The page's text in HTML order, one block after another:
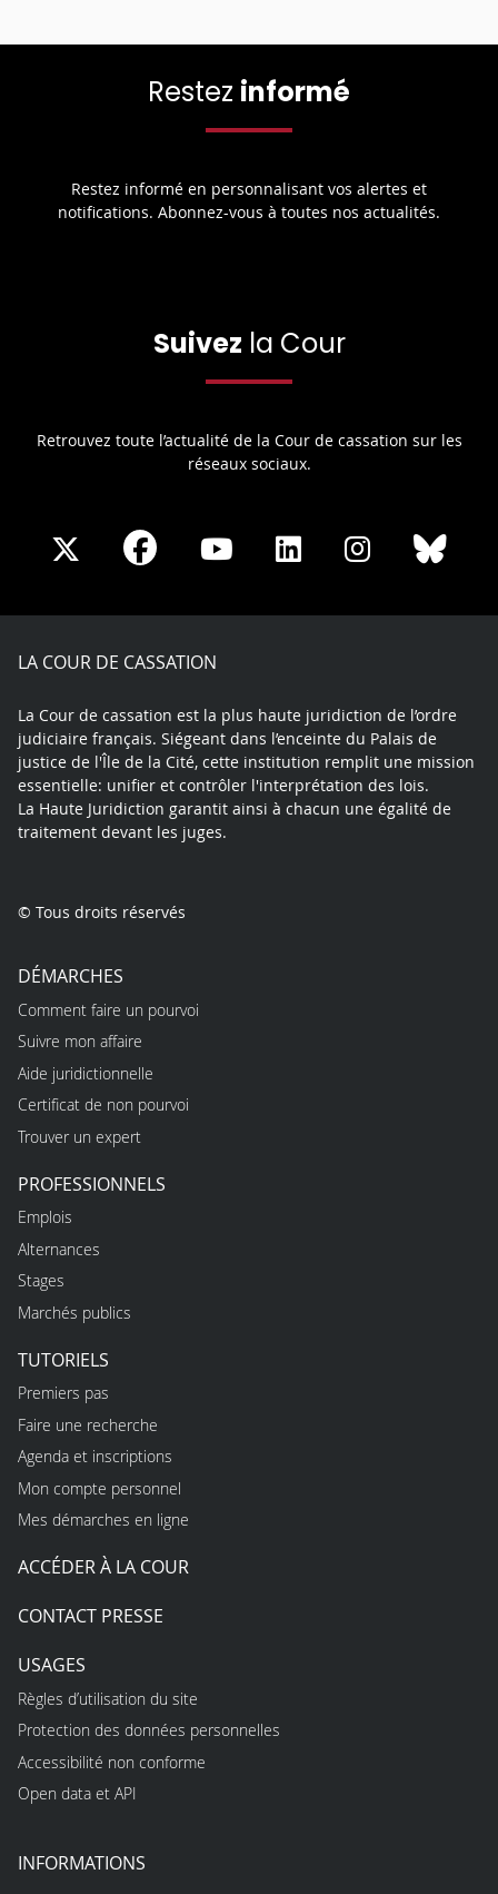
Restez informé
Restez informé en personnalisant vos alertes et
notifications. Abonnez-vous à toutes nos actualités.
Suivez la Cour
Retrouvez toute l’actualité de la Cour de cassation sur les
réseaux sociaux.
Share
X
Share
Facebook
Share
Youtube
Share
LinkedIn
Share
Instagram
LA COUR DE CASSATION
La Cour de cassation est la plus haute juridiction de l’ordre
judiciaire français. Siégeant dans l’enceinte du Palais de
justice de l'Île de la Cité, cette institution remplit une mission
essentielle: unifier et contrôler l'interprétation des lois.
La Haute Juridiction garantit ainsi à chacun une égalité de
traitement devant les juges.
© Tous droits réservés
DÉMARCHES
Comment faire un pourvoi
Suivre mon affaire
Aide juridictionnelle
Certificat de non pourvoi
Trouver un expert
PROFESSIONNELS
Emplois
Alternances
Stages
Marchés publics
TUTORIELS
Premiers pas
Faire une recherche
Agenda et inscriptions
Mon compte personnel
Mes démarches en ligne
ACCÉDER À LA COUR
CONTACT PRESSE
USAGES
Règles d’utilisation du site
Protection des données personnelles
Accessibilité non conforme
Open data et API
INFORMATIONS